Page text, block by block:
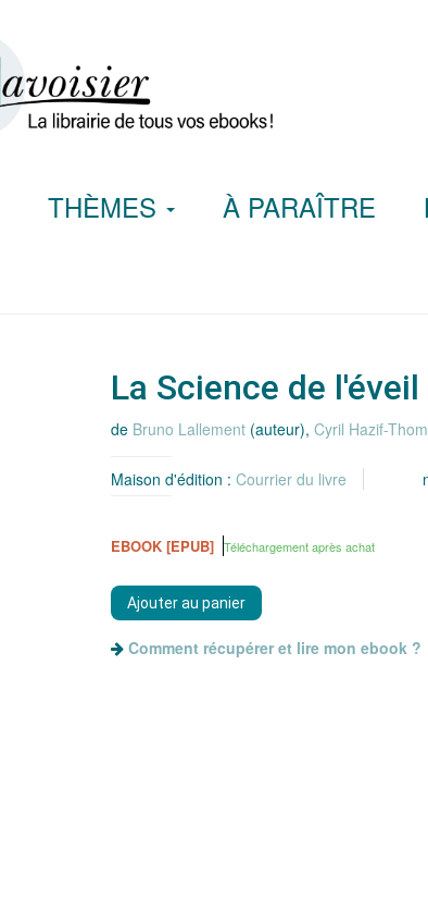
THÈMES À PARAÎTRE
La Science de
de Bruno Lallement (auteur), Cyril Hazif-
Maison d'édition : Courrier du livre
EBOOK [EPUB] Téléchargement après achat
Comment récupérer et lire mon ebook ?